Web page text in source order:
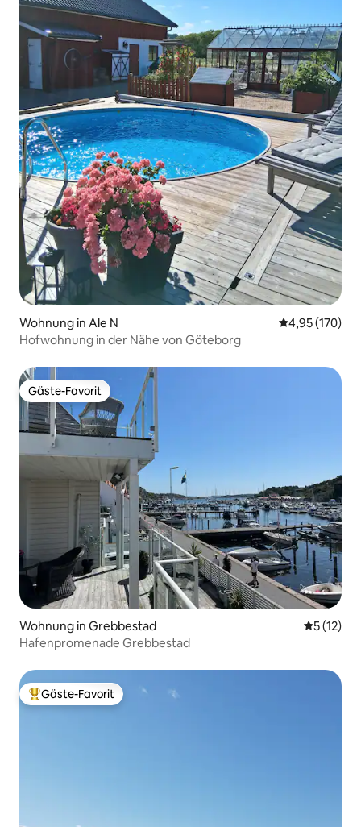
Wohnung in Ale N
4,95 (170)
Hofwohnung in der Nähe von Göteborg
Gäste-Favorit
Gäste-Favorit
Wohnung in Grebbestad
5 (12)
Hafenpromenade Grebbestad
Beliebter Gäste-Favorit.
Gäste-Favorit